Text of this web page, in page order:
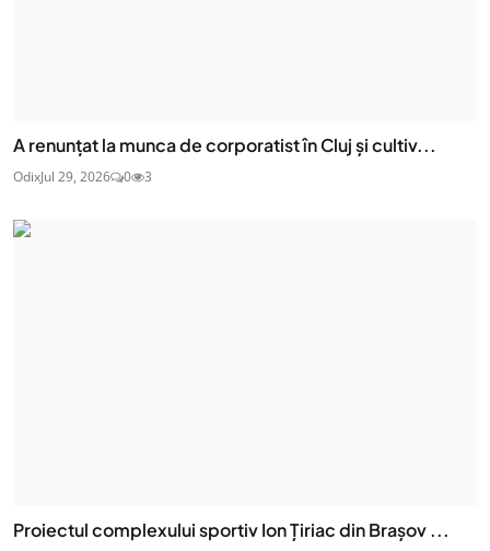
A renunțat la munca de corporatist în Cluj și cultiv...
OdixJul 29, 2026 0 3
Proiectul complexului sportiv Ion Țiriac din Brașov ...